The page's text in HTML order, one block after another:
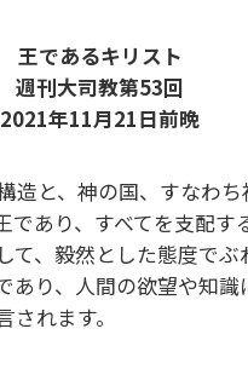
王であるキリスト
週刊大司教第53回
2021年11月21日前晩
造と、神の国、すなわ
あり、すべてを支配
、毅然とした態度で
り、人間の欲望や知
れます。